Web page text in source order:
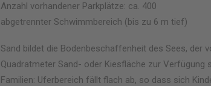
Anzahl vorhandener Parkplätze: ca. 400
abgetrennter Schwimmbereich (bis zu 6 m tief)
Sand bildet die Bodenbeschaffenheit des Sees, der
Quadratmeter Sand- oder Kiesfläche zur Verfügung
Familien: Uferbereich fällt flach ab, so dass sich